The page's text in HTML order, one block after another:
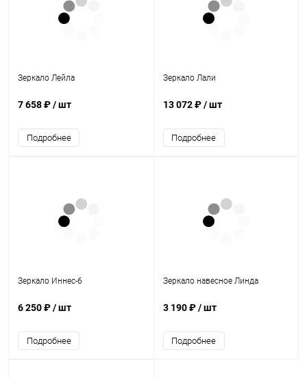
Зеркало Лейла
7 658 ₽/ шт
Подробнее
Зеркало Лали
13 072 ₽/ шт
Подробнее
Зеркало Иннес-6
6 250 ₽/ шт
Подробнее
Зеркало навесное Линда
3 190 ₽/ шт
Подробнее